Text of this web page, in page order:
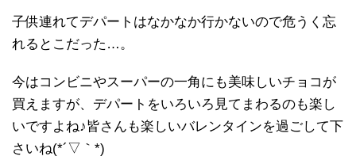
子供連れてデパートはなかなか行かないので危うく忘
れるとこだった…。
今はコンビニやスーパーの一角にも美味しいチョコが
買えますが、デパートをいろいろ見てまわるのも楽し
いですよね♪皆さんも楽しいバレンタインを過ごして下
さいね(*´▽｀*)